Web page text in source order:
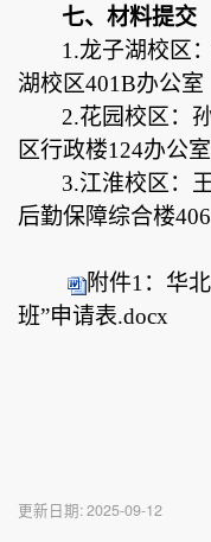
七、材料提交
1.龙子湖校区
湖校区401B办公室
2.花园校区：
区行政楼124办公室
3.江淮校区：
后勤保障综合楼
附件1：华
班”申请表.docx
更新日期:2025-09-12